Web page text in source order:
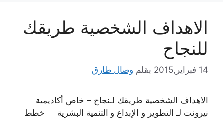
الاهداف الشخصية طريقك
للنجاح
14 فبراير,2015 بقلم وصال طارق
الاهداف الشخصية طريقك للنجاح – خاص أكاديمية
نيرونت لـ التطوير و الإبداع و التنمية البشرية خطط